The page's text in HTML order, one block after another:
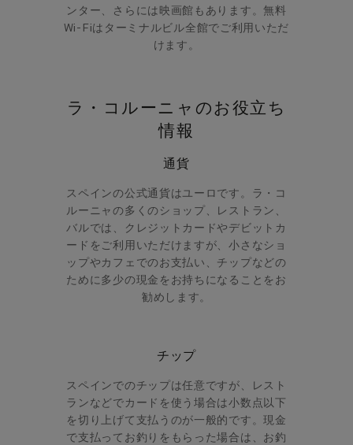
ンター、さらには映画館もあります。無料
Wi-Fiはターミナルビル全館でご利用いただ
けます。
ラ・コルーニャのお役立ち
情報
通貨
スペインの公式通貨はユーロです。ラ・コ
ルーニャの多くのショップ、レストラン、
バルでは、クレジットカードやデビットカ
ードをご利用いただけますが、小さなショ
ップやカフェでのお支払い、チップなどの
ために多少の現金をお持ちになることをお
勧めします。
チップ
スペインでのチップは任意ですが、レスト
ランなどでカードを使う場合は小数点以下
を切り上げて支払うのが一般的です。現金
で支払ってお釣りをもらった場合は、お釣